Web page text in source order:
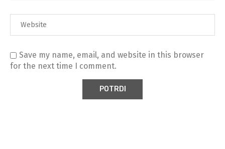
Save my name, email, and website in this browser
for the next time I comment.